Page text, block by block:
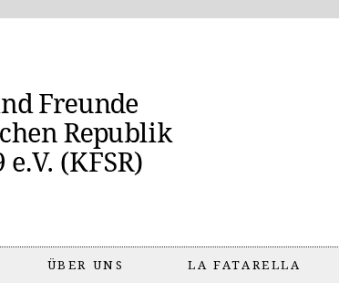
ÜBER UNS LA FATARELLA